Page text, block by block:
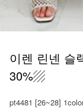
이렌 린넨 슬
30%▨
pt4481 [26~28]